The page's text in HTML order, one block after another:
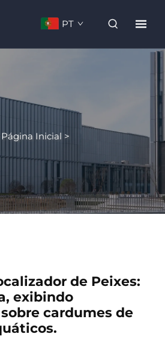
PT
Página Inicial >
de Peixes:
exibindo
cardumes de